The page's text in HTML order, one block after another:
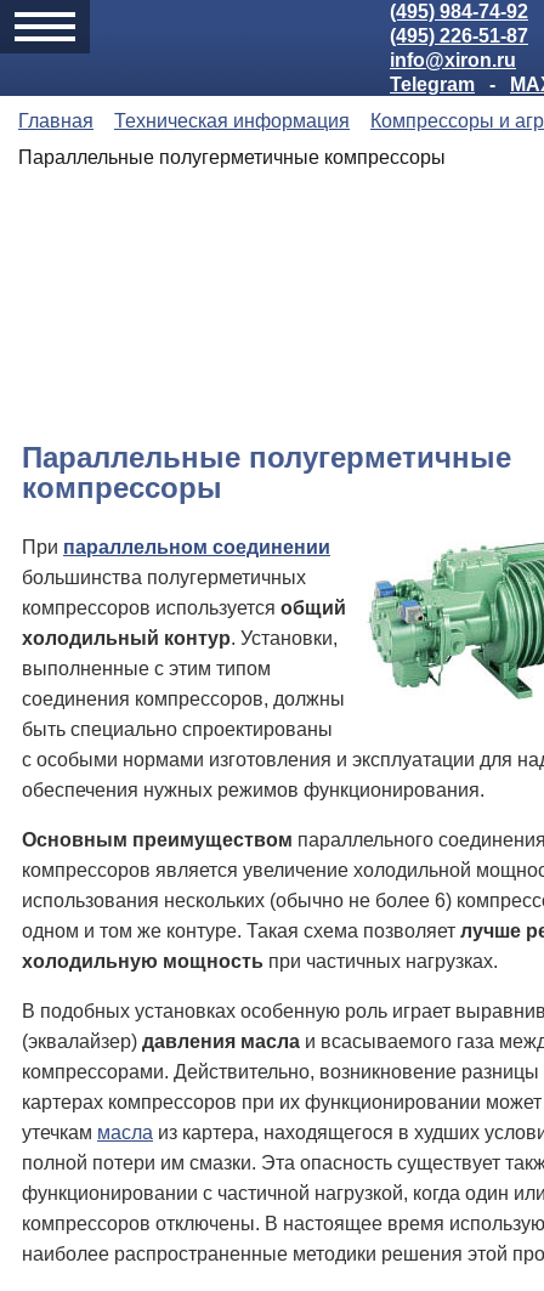
(495) 984-74-92
(495) 226-51-87
info@xiron.ru
Telegram
-
Главная
Техническая информация
Компрессоры и
Параллельные полугерметичные компрессоры
Параллельные полугерметичные
компрессоры
При параллельном соединении
большинства полугерметичных
компрессоров используется общий
холодильный контур. Установки,
выполненные с этим типом
соединения компрессоров, должны
быть специально спроектированы
с особыми нормами изготовления и эксплуатации для
обеспечения нужных режимов функционирования.
Основным преимуществом параллельного
компрессоров является увеличение холодильной
использования нескольких (обычно не более 6)
одном и том же контуре. Такая схема позволяет лучше
холодильную мощность при частичных нагрузках.
В подобных установках особенную роль играет
(эквалайзер) давления масла и всасываемого газа
компрессорами. Действительно, возникновение
картерах компрессоров при их функционировании может
утечкам масла из картера, находящегося в худших
полной потери им смазки. Эта опасность существует
функционировании с частичной нагрузкой, когда один
компрессоров отключены. В настоящее время
наиболее распространенные методики решения этой